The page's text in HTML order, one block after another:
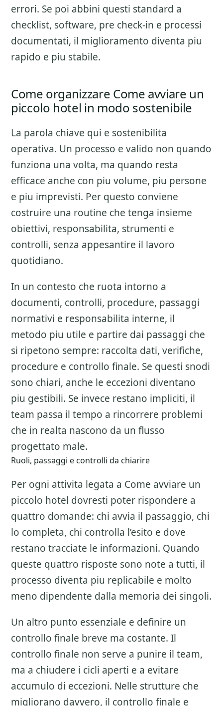
errori. Se poi abbini questi standard a
checklist, software, pre check-in e processi
documentati, il miglioramento diventa piu
rapido e piu stabile.
Come organizzare Come avviare un
piccolo hotel in modo sostenibile
La parola chiave qui e sostenibilita
operativa. Un processo e valido non quando
funziona una volta, ma quando resta
efficace anche con piu volume, piu persone
e piu imprevisti. Per questo conviene
costruire una routine che tenga insieme
obiettivi, responsabilita, strumenti e
controlli, senza appesantire il lavoro
quotidiano.
In un contesto che ruota intorno a
documenti, controlli, procedure, passaggi
normativi e responsabilita interne, il
metodo piu utile e partire dai passaggi che
si ripetono sempre: raccolta dati, verifiche,
procedure e controllo finale. Se questi snodi
sono chiari, anche le eccezioni diventano
piu gestibili. Se invece restano impliciti, il
team passa il tempo a rincorrere problemi
che in realta nascono da un flusso
progettato male.
Ruoli, passaggi e controlli da chiarire
Per ogni attivita legata a Come avviare un
piccolo hotel dovresti poter rispondere a
quattro domande: chi avvia il passaggio, chi
lo completa, chi controlla l’esito e dove
restano tracciate le informazioni. Quando
queste quattro risposte sono note a tutti, il
processo diventa piu replicabile e molto
meno dipendente dalla memoria dei singoli.
Un altro punto essenziale e definire un
controllo finale breve ma costante. Il
controllo finale non serve a punire il team,
ma a chiudere i cicli aperti e a evitare
accumulo di eccezioni. Nelle strutture che
migliorano davvero, il controllo finale e